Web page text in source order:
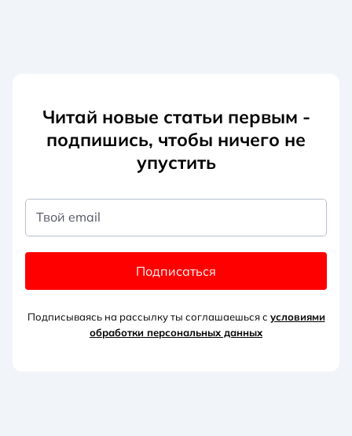
Читай новые статьи первым -
подпишись, чтобы ничего не
упустить
Твой email
Подписаться
Подписываясь на рассылку ты соглашаешься с условиями
обработки персональных данных